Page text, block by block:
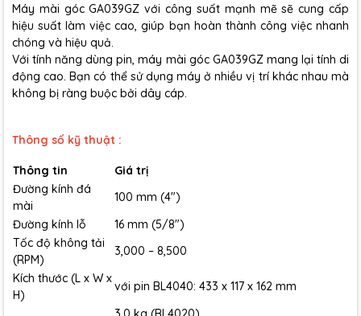
Máy mài góc GA039GZ với công suất mạnh mẽ sẽ cung cấp
hiệu suất làm việc cao, giúp bạn hoàn thành công việc nhanh
chóng và hiệu quả.
Với tính năng dùng pin, máy mài góc GA039GZ mang lại tính di
động cao. Bạn có thể sử dụng máy ở nhiều vị trí khác nhau mà
không bị ràng buộc bởi dây cáp.
Thông số kỹ thuật :
Thông tin
Giá trị
Đường kính đá
mài
100 mm (4″)
Đường kính lỗ
16 mm (5/8″)
Tốc độ không tải
(RPM)
3,000 – 8,500
Kích thước (L x W x
H)
với pin BL4040: 433 x 117 x 162 mm